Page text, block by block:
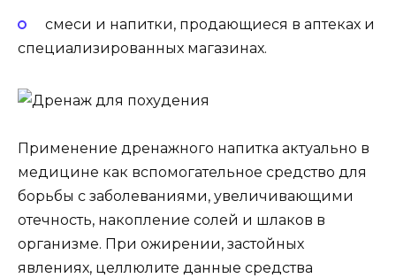
смеси и напитки, продающиеся в аптеках и
специализированных магазинах.
Применение дренажного напитка актуально в
медицине как вспомогательное средство для
борьбы с заболеваниями, увеличивающими
отечность, накопление солей и шлаков в
организме. При ожирении, застойных
явлениях, целлюлите данные средства